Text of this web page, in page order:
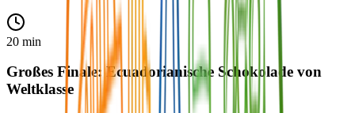
20 min
Großes Finale: Ecuadorianische Schokolade von
Weltklasse